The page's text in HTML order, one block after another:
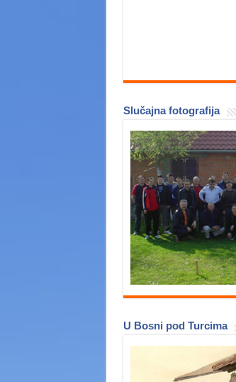
Slučajna fotografija
U Bosni pod Turcima